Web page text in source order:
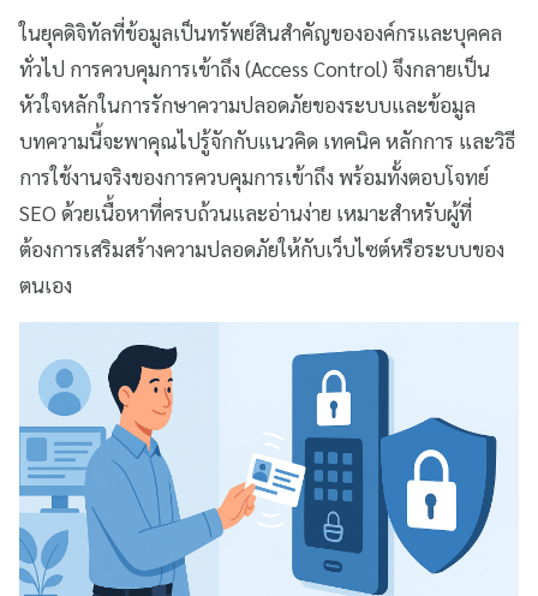
ในยุคดิจิทัลที่ข้อมูลเป็นทรัพย์สินสำคัญขององค์กรและบุคคล
ทั่วไป การควบคุมการเข้าถึง (Access Control) จึงกลายเป็น
หัวใจหลักในการรักษาความปลอดภัยของระบบและข้อมูล
บทความนี้จะพาคุณไปรู้จักกับแนวคิด เทคนิค หลักการ และวิธี
การใช้งานจริงของการควบคุมการเข้าถึง พร้อมทั้งตอบโจทย์
SEO ด้วยเนื้อหาที่ครบถ้วนและอ่านง่าย เหมาะสำหรับผู้ที่
ต้องการเสริมสร้างความปลอดภัยให้กับเว็บไซต์หรือระบบของ
ตนเอง